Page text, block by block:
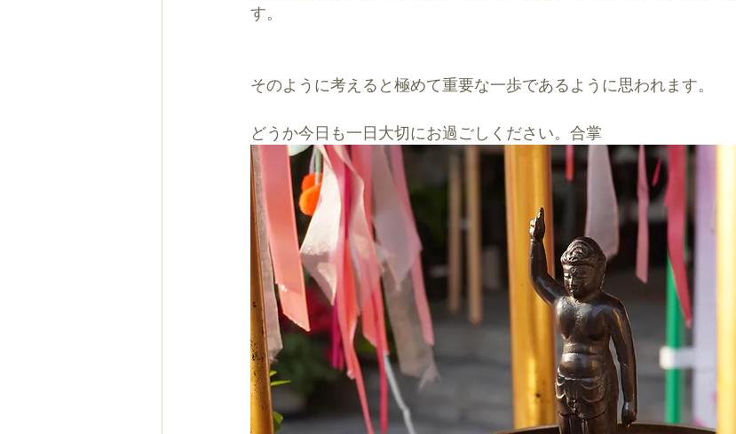
す。
そのように考えると極めて重要な一歩であるように思われます。
どうか今日も一日大切にお過ごしください。合掌